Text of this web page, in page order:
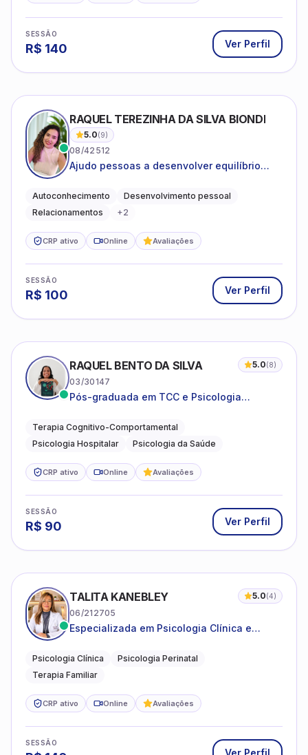
SESSÃO
R$ 140 Ver Perfil
RAQUEL TEREZINHA DA SILVA BIONDI
5.0(9)
08/42512
Ajudo pessoas a desenvolver equilíbrio
Autoconhecimento
Desenvolvimento pessoal
Relacionamentos
+2
CRP ativo Online Avaliações
SESSÃO
R$ 100 Ver Perfil
RAQUEL BENTO DA SILVA 5.0(8)
03/30147
Pós-graduada em TCC e Psicologia
Terapia Cognitivo-Comportamental
Psicologia Hospitalar
Psicologia da Saúde
CRP ativo Online Avaliações
SESSÃO
R$ 90 Ver Perfil
TALITA KANEBLEY 5.0(4)
06/212705
Especializada em Psicologia Clínica e
famílias
Psicologia Clínica
Psicologia Perinatal
Terapia Familiar
CRP ativo Online Avaliações
SESSÃO
Ver Perfil